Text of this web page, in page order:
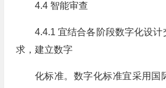
4.4 智能审查
4.4.1 宜结合各阶段数字化设
求，建立数字
化标准。数字化标准宜采用国